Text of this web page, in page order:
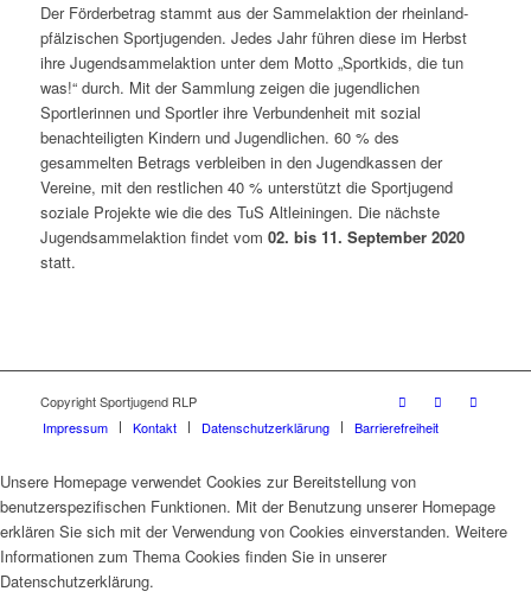
Der Förderbetrag stammt aus der Sammelaktion der rheinland-
pfälzischen Sportjugenden. Jedes Jahr führen diese im Herbst
ihre Jugendsammelaktion unter dem Motto „Sportkids, die tun
was!“ durch. Mit der Sammlung zeigen die jugendlichen
Sportlerinnen und Sportler ihre Verbundenheit mit sozial
benachteiligten Kindern und Jugendlichen. 60 % des
gesammelten Betrags verbleiben in den Jugendkassen der
Vereine, mit den restlichen 40 % unterstützt die Sportjugend
soziale Projekte wie die des TuS Altleiningen. Die nächste
Jugendsammelaktion findet vom 02. bis 11. September 2020
statt.
Copyright Sportjugend RLP
Impressum
Kontakt Datenschutzerklärung Barrierefreiheit
Unsere Homepage verwendet Cookies zur Bereitstellung von
benutzerspezifischen Funktionen. Mit der Benutzung unserer Homepage
erklären Sie sich mit der Verwendung von Cookies einverstanden. Weitere
Informationen zum Thema Cookies finden Sie in unserer
Datenschutzerklärung.